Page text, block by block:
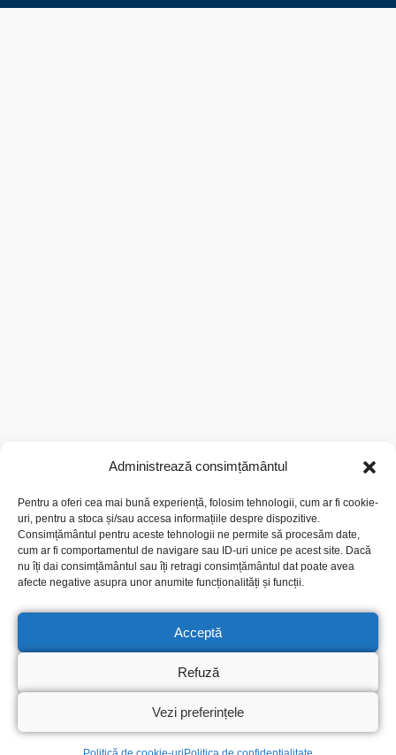
Administrează consimțământul
Pentru a oferi cea mai bună experiență, folosim tehnologii, cum ar fi cookie-
uri, pentru a stoca și/sau accesa informațiile despre dispozitive.
Consimțământul pentru aceste tehnologii ne permite să procesăm date,
cum ar fi comportamentul de navigare sau ID-uri unice pe acest site. Dacă
nu îți dai consimțământul sau îți retragi consimțământul dat poate avea
afecte negative asupra unor anumite funcționalități și funcții.
Acceptă
Refuză
Vezi preferințele
Cristina Popescu